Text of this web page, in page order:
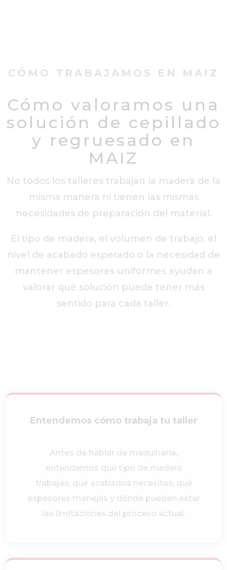
CÓMO TRABAJAMOS EN MAIZ
Cómo valoramos una
solución de cepillado
y regruesado en
MAIZ
No todos los talleres trabajan la madera de la
misma manera ni tienen las mismas
necesidades de preparación del material.
El tipo de madera, el volumen de trabajo, el
nivel de acabado esperado o la necesidad de
mantener espesores uniformes ayudan a
valorar qué solución puede tener más
sentido para cada taller.
Entendemos cómo trabaja tu taller
Antes de hablar de maquinaria,
entendemos qué tipo de madera
trabajas, qué acabados necesitas, qué
espesores manejas y dónde pueden estar
las limitaciones del proceso actual.